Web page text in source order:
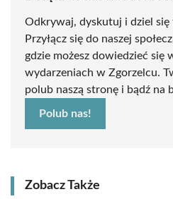
Odkrywaj, dyskutuj i dziel się
Przyłącz się do naszej
gdzie możesz dowiedzieć się
wydarzeniach w Zgorzelcu.
polub naszą stronę i bądź na
Polub nas!
Zobacz Także